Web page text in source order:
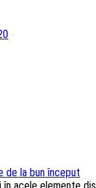
de la bun început